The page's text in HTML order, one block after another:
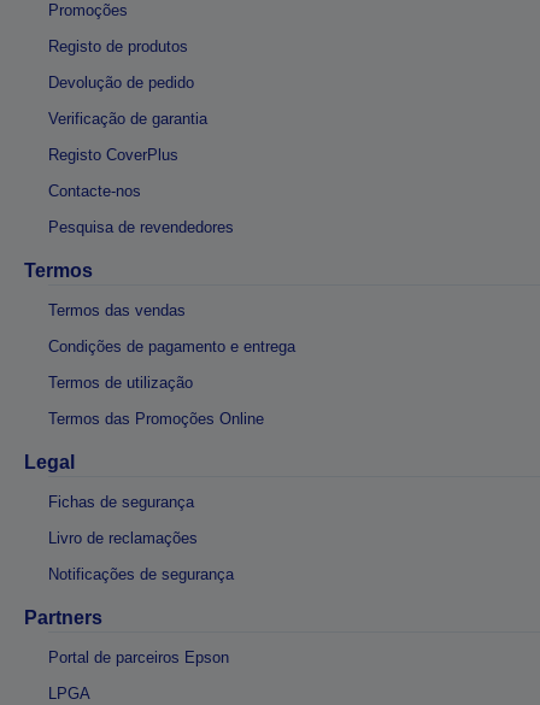
Promoções
Registo de produtos
Devolução de pedido
Verificação de garantia
Registo CoverPlus
Contacte-nos
Pesquisa de revendedores
Termos
Termos das vendas
Condições de pagamento e entrega
Termos de utilização
Termos das Promoções Online
Legal
Fichas de segurança
Livro de reclamações
Notificações de segurança
Partners
Portal de parceiros Epson
LPGA